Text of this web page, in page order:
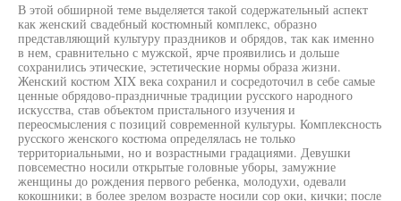
В этой обширной теме выделяется такой содержательный аспект
как женский свадебный костюмный комплекс, образно
представляющий культуру праздников и обрядов, так как именно
в нем, сравнительно с мужской, ярче проявились и дольше
сохранились этические, эстетические нормы образа жизни.
Женский костюм XIX века сохранил и сосредоточил в себе самые
ценные обрядово-праздничные традиции русского народного
искусства, став объектом пристального изучения и
переосмысления с позиций современной культуры. Комплексность
русского женского костюма определялась не только
территориальными, но и возрастными градациями. Девушки
повсеместно носили открытые головные уборы, замужние
женщины до рождения первого ребенка, молодухи, одевали
кокошники; в более зрелом возрасте носили сор оки, кички; после